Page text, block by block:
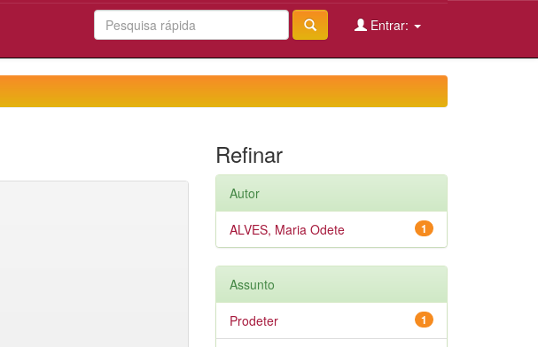
Entrar:
Refinar
Autor
1
ALVES, Maria Odete
Assunto
1
Prodeter